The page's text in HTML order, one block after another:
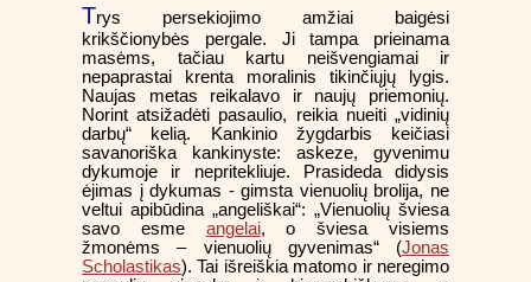
Trys persekiojimo amžiai baigėsi
krikščionybės pergale. Ji tampa prieinama
masėms, tačiau kartu neišvengiamai ir
nepaprastai krenta moralinis tikinčiųjų lygis.
Naujas metas reikalavo ir naujų priemonių.
Norint atsižadėti pasaulio, reikia nueiti „vidinių
darbų“ kelią. Kankinio žygdarbis keičiasi
savanoriška kankinyste: askeze, gyvenimu
dykumoje ir nepritekliuje. Prasideda didysis
ėjimas į dykumas - gimsta vienuolių brolija, ne
veltui apibūdina „angeliškai“: „Vienuolių šviesa
savo esme angelai, o šviesa visiems
žmonėms – vienuolių gyvenimas“ (Jonas
Scholastikas). Tai išreiškia matomo ir neregimo